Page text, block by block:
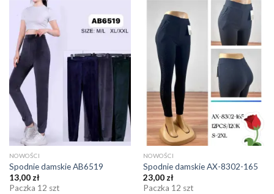
NOWOŚCI
Spodnie damskie AB6519
13,00 zł
Paczka 12 szt
NOWOŚCI
Spodnie damskie AX-8302-165
23,00 zł
Paczka 12 szt